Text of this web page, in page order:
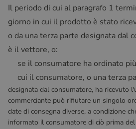
Il periodo di cui al paragrafo 1
giorno in cui il prodotto è stato
o da una terza parte designata dal
è il vettore, o:
se il consumatore ha ordinato
cui il consumatore, o una terza
designata dal consumatore, ha ricevuto
commerciante può rifiutare un singolo
date di consegna diverse, a condizione
informato il consumatore di ciò prima